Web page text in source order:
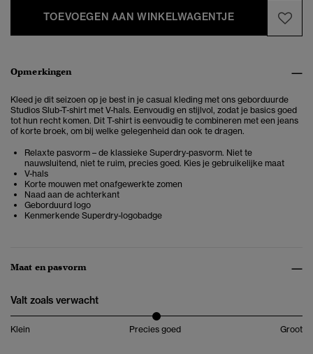
TOEVOEGEN AAN WINKELWAGENTJE
Opmerkingen
Kleed je dit seizoen op je best in je casual kleding met ons geborduurde
Studios Slub-T-shirt met V-hals. Eenvoudig en stijlvol, zodat je basics goed
tot hun recht komen. Dit T-shirt is eenvoudig te combineren met een jeans
of korte broek, om bij welke gelegenheid dan ook te dragen.
Relaxte pasvorm – de klassieke Superdry-pasvorm. Niet te
nauwsluitend, niet te ruim, precies goed. Kies je gebruikelijke maat
V-hals
Korte mouwen met onafgewerkte zomen
Naad aan de achterkant
Geborduurd logo
Kenmerkende Superdry-logobadge
Maat en pasvorm
Valt zoals verwacht
Klein Precies goed Groot